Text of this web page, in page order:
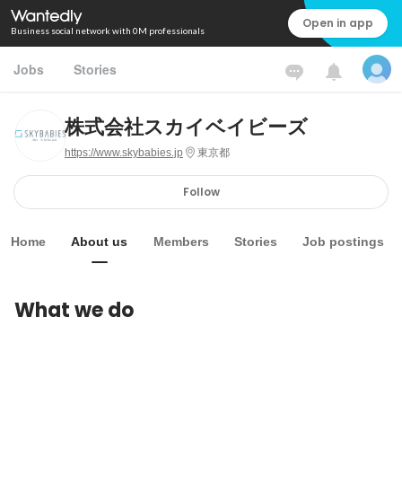
Business social network with 0M professionals Open in app
Jobs Stories
株式会社スカイベイビーズ
https://www.skybabies.jp 東京都
Follow
Home About us Members Stories Job postings
What we do